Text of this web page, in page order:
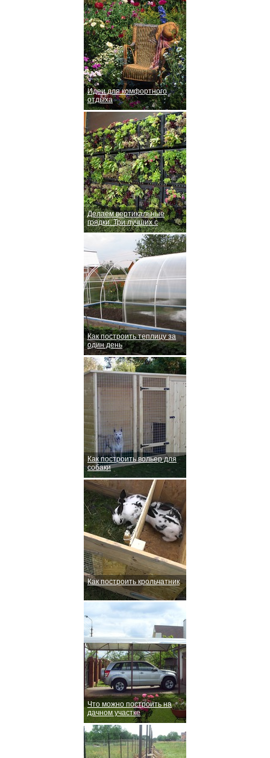
Идеи для комфортного
отдыха
Делаем вертикальные
грядки. Три лучших с
Как построить теплицу за
один день
Как построить вольер для
собаки
Как построить крольчатник
Что можно построить на
дачном участке